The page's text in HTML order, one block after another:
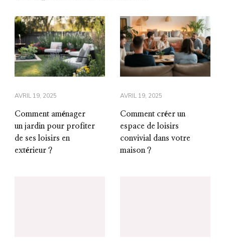
AVRIL 19, 2025
Comment aménager
un jardin pour profiter
de ses loisirs en
extérieur ?
AVRIL 19, 2025
Comment créer un
espace de loisirs
convivial dans votre
maison ?